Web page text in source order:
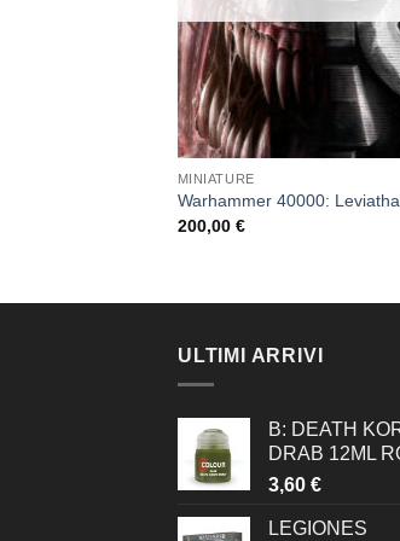
MINIATURE
Warhammer 40000:
200,00 €
ULTIMI ARRIVI
B: DEATH
DRAB 12ML
3,60 €
LEGIONES